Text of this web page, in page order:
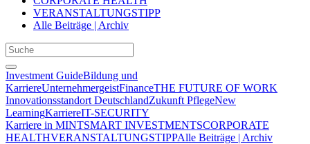
VERANSTALTUNGSTIPP
Alle Beiträge | Archiv
Investment GuideBildung und
KarriereUnternehmergeistFinanceTHE FUTURE OF WORK
Innovationsstandort DeutschlandZukunft PflegeNew
LearningKarriereIT-SECURITY
Karriere in MINTSMART INVESTMENTSCORPORATE
HEALTHVERANSTALTUNGSTIPPAlle Beiträge | Archiv